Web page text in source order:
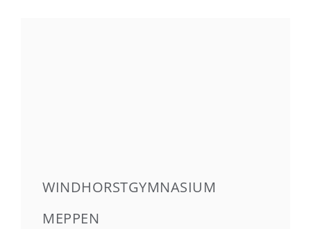
WINDHORSTGYMNASIUM
MEPPEN